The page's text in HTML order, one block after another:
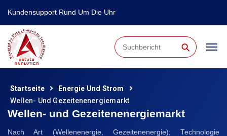
Kundensupport Rund Um Die Uhr
⚲
Startseite
Energie Und Strom
Wellen- Und Gezeitenenergiemarkt
Wellen- und Gezeitenenergiemarkt
Nach Art (Wellenenergie, Gezeitenenergie); Technologie